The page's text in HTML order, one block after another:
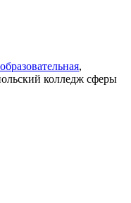
образовательная,
колледж сферы